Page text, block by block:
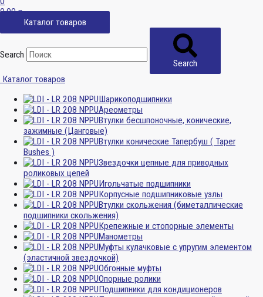
0,00р.
Каталог товаров
Search
Search
Каталог товаров
Шарикоподшипники
Ареометры
Втулки бесшпоночные, конические,
зажимные (Цанговые)
Втулки конические Тапербуш ( Taper
Bushes )
Звездочки цепные для приводных
роликовых цепей
Игольчатые подшипники
Корпусные подшипниковые узлы
Втулки скольжения (биметаллические
подшипники скольжения)
Крепежные и стопорные элементы
Манометры
Муфты кулачковые с упругим элементом
(эластичной звездочкой)
Обгонные муфты
Опорные ролики
Подшипники для кондиционеров